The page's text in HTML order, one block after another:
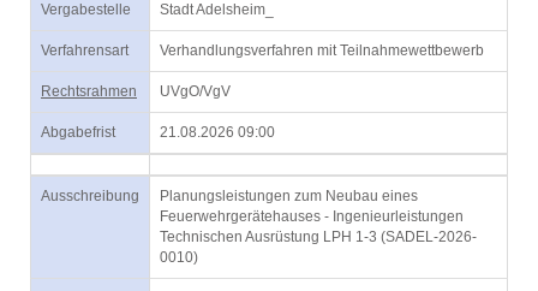
Vergabestelle Stadt Adelsheim_
Verfahrensart Verhandlungsverfahren mit Teilnahmewettbewerb
Rechtsrahmen UVgO/VgV
Abgabefrist 21.08.2026 09:00
Ausschreibung
Planungsleistungen zum Neubau eines
Feuerwehrgerätehauses - Ingenieurleistungen
Technischen Ausrüstung LPH 1-3 (SADEL-2026-
0010)